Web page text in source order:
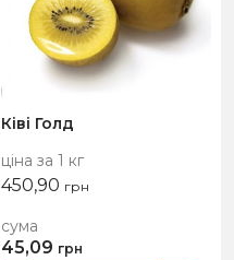
Ківі Голд
ціна за 1 кг
450,90 грн
сума
45,09 грн